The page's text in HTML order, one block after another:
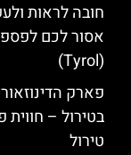
חובה לראות
אסור לכם
(Tyrol)
בטירול –
טירול